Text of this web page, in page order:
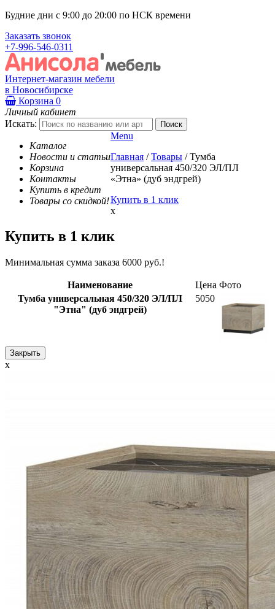
Будние дни с 9:00 до 20:00 по НСК времени
Заказать звонок
+7-996-546-0311
Интернет-магазин мебели
в Новосибирске
Корзина 0
Личный кабинет
Искать:
Каталог
Новости и статьи
Корзина
Контакты
Купить в кредит
Товары со скидкой!
Menu
Главная / Товары / Тумба
универсальная 450/320 ЭЛ/ПЛ
«Этна» (дуб эндгрей)
Купить в 1 клик
x
Купить в 1 клик
Минимальная сумма заказа 6000 руб.!
Наименование Цена Фото
Тумба универсальная 450/320 ЭЛ/ПЛ
"Этна" (дуб эндгрей)
5050
Закрыть
x